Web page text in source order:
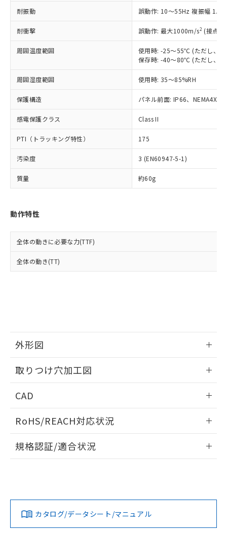
耐振動 誤動作: 10～55Hz 複振幅
耐衝撃 誤動作: 最大1000m/s2 (接点
周囲温度範囲
使用時: -25～55℃ (ただし、氷
保存時: -40～80℃ (ただし、氷
周囲湿度範囲 使用時: 35～85%RH
保護構造 パネル前面: IP66、NEMA4X,
感電保護クラス Class II
PTI（トラッキング特性） 175
汚染度 3 (EN60947-5-1)
質量 約60g
動作特性
全体の動きに必要な力(TTF)
全体の動き(TT)
外形図
取りつけ穴加工図
CAD
ドすることができます。
ログイン/会員登録
ダウンロードデータをご利用いただく前に、以下を必ずお読
みください。
ソフトウェアの使用条件
RoHS/REACH対応状況
EU RoHS 注意事項・凡例
対応済み
規格認証/適合状況
カタログ/データシート/マニュアル
記載している更新日時点での社内デー
タに基づき作成されるものであり、閲
覧された時点での実際の在庫および標
準価格とは異なる場合があることをご
正式な納期状況および標準価格はお客
様のお取引先、またはお客様担当のオ
ムロン制御機器販売店・当社販売員に
オムロン制御機器販売店や当社販売拠
販売ネットワーク
」をご確認
ください。
在庫状況および標準価格結果を当社の
事前の承諾なく第三者に漏洩または開
示しないようお願いします。
マイパーツ機能（部品リスト作成サー
ビス）をご利用いただくには、I-Web
メンバーズにご登録されている必要が
および当社の共同利用者が、当社の製
品・サービスに関するお客様との取
をご了承ください。
※当社の共同利用者とは、"個人情報
鉛(Pb) 1000ppm以下、 水銀(Hg) 1000ppm以下、 カド
六価クロム(Cr(Ⅵ)) 1000ppm以下、ポリ臭化ビフェニル
類(PBB) 1000ppm以下、ポリ臭化ジフェニルエーテル類
(PBDE) 1000ppm以下、フタル酸ビス(2-エチルヘキシ
ル) (DEHP)(別名：DOP) 1000ppm以下、フタル酸ブチ
ルベンジル（BBP） 1000ppm以下、フタル酸ジブチル
（DBP） 1000ppm以下、フタル酸ジイソブチル
(DIBP) 1000ppm以下
但し、RoHS指令で産業用監視および制御機器に対する
適用除外項目は除く。
フタル酸エステル類の４物質については閾値を超える意
図的な使用がないことを確認しています。
※2 対応予定月
部品在庫の切り替え状況などにより、予定
月が前後することがあります。
下記の非含有証明書をダウンロードするこ
とができます。
EU RoHS指令（10物質）の非含有証明書
物質の対応では、対応完了までの期間は出
荷製品に未対応品が混在することから備考
既に当社にて対応品への在庫切替を完了
していることから、特段のことがない限
り、2022年1月12日より割愛しておりま
*中国RoHS10物質の基準値 (GB/T26572)：
Pb(鉛) :1000ppm、 Hg(水銀) : 1000ppm、 Cd(カドミウ
Cr(Ⅵ)(六価クロム) : 1000ppm、 PBBs(ポリ臭化ビフェ
ニル類) : 1000ppm、 PBDEs(ポリ臭化ジフェニルエーテ
ル) : 1000ppm、
DEHP(フタル酸ビス(2-エチルヘキシル)) : 1000ppm
※2 環境保護使用期限
「ｅ」：有害物質（10物質）のすべてが基
準値以下であることを示します。
「10」：通常の使用状況下において有害物
質が外部に漏えいし、環境に深刻な影響を
及ぼさない年数を意味します。
（以下｢規制貨物等」という）を輸出
または国外への提供する場合は、日本
国政府の輸出許可(または役務取引許
可)を取得するなどの必要な手続きを
当社は規制貨物を破棄する場合は、完
全に破砕するなど、違法に輸出されな
いよう必要な手段を講じます。
当社は貴社製品を、核兵器、ミサイ
ル、化学兵器、生物兵器またはその他
武器並びにこれらの製造装置等に一切
使用いたしません。
当社は、貴社製品を第三者に販売する
場合は、上記1、2および3の内容を当
該第三者に通知します。また当社は、
販売先および販売に係わる関係者が違
法に輸出するおそれがある場合は、取
り引きをいたしません。
○ 一定数以上の在庫あり
△ 一定数には満たないが在庫あり
在庫なし(最新の在庫状況につ
いては、お客様のお取引先、ま
たはお客様担当のオムロン制御
機器販売店・当社販売員にご確
認ください)
受注生産機種、また在庫状況の
情報を公開していない機種